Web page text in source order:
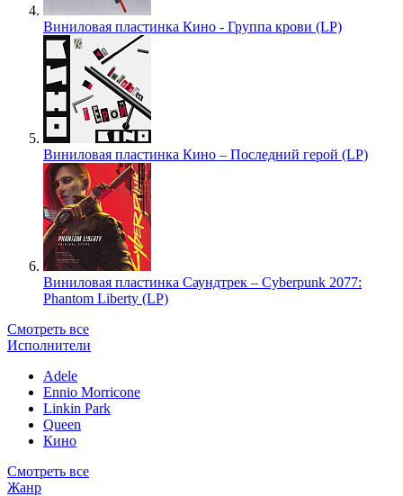
Виниловая пластинка Кино - Группа крови (LP)
Виниловая пластинка Кино – Последний герой (LP)
Виниловая пластинка Саундтрек – Cyberpunk 2077:
Phantom Liberty (LP)
Смотреть все
Исполнители
Adele
Ennio Morricone
Linkin Park
Queen
Кино
Смотреть все
Жанр